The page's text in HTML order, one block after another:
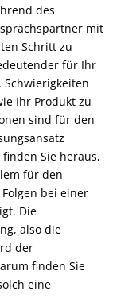
des
mit
Schritt zu
für Ihr
Schwierigkeiten
Ihr Produkt zu
sind für den
Sie heraus,
für den
bei einer
Die
also die
der
finden Sie
eine